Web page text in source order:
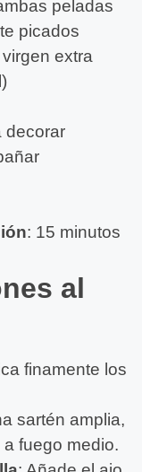
peladas
picados
extra
decorar
: 15 minutos
al
finamente los
sartén amplia,
fuego medio.